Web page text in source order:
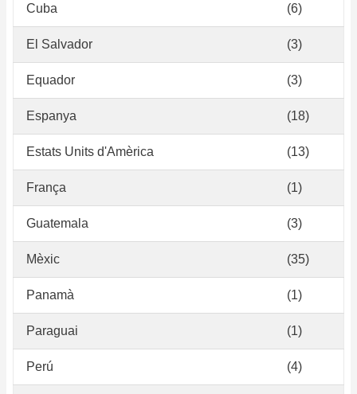
Cuba (6)
El Salvador (3)
Equador (3)
Espanya (18)
Estats Units d'Amèrica (13)
França (1)
Guatemala (3)
Mèxic (35)
Panamà (1)
Paraguai (1)
Perú (4)